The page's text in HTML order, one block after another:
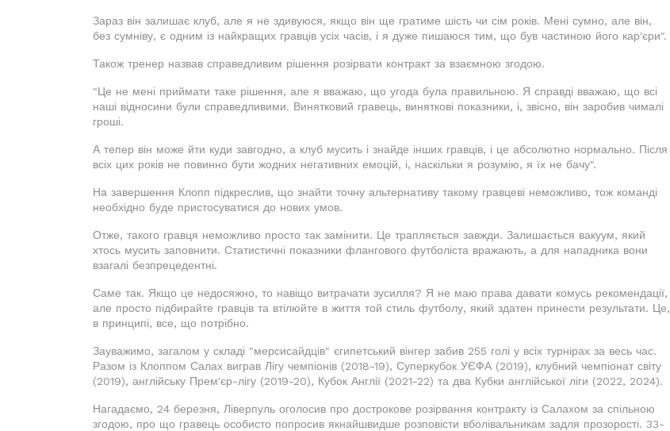
Зараз він залишає клуб, але я не здивуюся, якщо він ще гратиме шість чи сім років. Мені сумно, але він,
без сумніву, є одним із найкращих гравців усіх часів, і я дуже пишаюся тим, що був частиною його кар'єри".
Також тренер назвав справедливим рішення розірвати контракт за взаємною згодою.
"Це не мені приймати таке рішення, але я вважаю, що угода була правильною. Я справді вважаю, що всі
наші відносини були справедливими. Винятковий гравець, виняткові показники, і, звісно, він заробив чималі
гроші.
А тепер він може йти куди завгодно, а клуб мусить і знайде інших гравців, і це абсолютно нормально. Після
всіх цих років не повинно бути жодних негативних емоцій, і, наскільки я розумію, я їх не бачу".
На завершення Клопп підкреслив, що знайти точну альтернативу такому гравцеві неможливо, тож команді
необхідно буде пристосуватися до нових умов.
Отже, такого гравця неможливо просто так замінити. Це трапляється завжди. Залишається вакуум, який
хтось мусить заповнити. Статистичні показники флангового футболіста вражають, а для нападника вони
взагалі безпрецедентні.
Саме так. Якщо це недосяжно, то навіщо витрачати зусилля? Я не маю права давати комусь рекомендації,
але просто підбирайте гравців та втілюйте в життя той стиль футболу, який здатен принести результати. Це,
в принципі, все, що потрібно.
Зауважимо, загалом у складі "мерсисайдців" єгипетський вінгер забив 255 голі у всіх турнірах за весь час.
Разом із Клоппом Салах виграв Лігу чемпіонів (2018-19), Суперкубок УЄФА (2019), клубний чемпіонат світу
(2019), англійську Прем'єр-лігу (2019-20), Кубок Англії (2021-22) та два Кубки англійської ліги (2022, 2024).
Нагадаємо, 24 березня, Ліверпуль оголосив про дострокове розірвання контракту із Салахом за спільною
згодою, про що гравець особисто попросив якнайшвидше розповісти вболівальникам задля прозорості. 33-